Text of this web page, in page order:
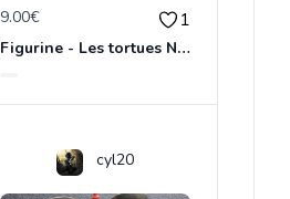
9.00€ 1
Figurine - Les tortues Ninja - Michelangelo
cyl20